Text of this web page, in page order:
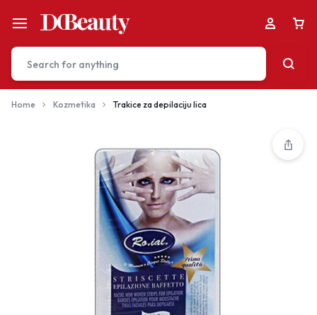
Your bag is empty
Don't miss out on great deals! Start shopping or
Sign in to view products added.
Shop What's New
Sign in
Home Kozmetika Trakice za depilaciju lica